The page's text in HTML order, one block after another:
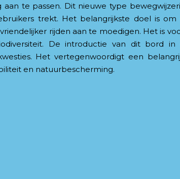
te passen. Dit nieuwe type
trekt. Het belangrijkste doel is om
rijden aan te moedigen. Het is
De introductie van dit bord in
Het vertegenwoordigt een
en natuurbescherming.